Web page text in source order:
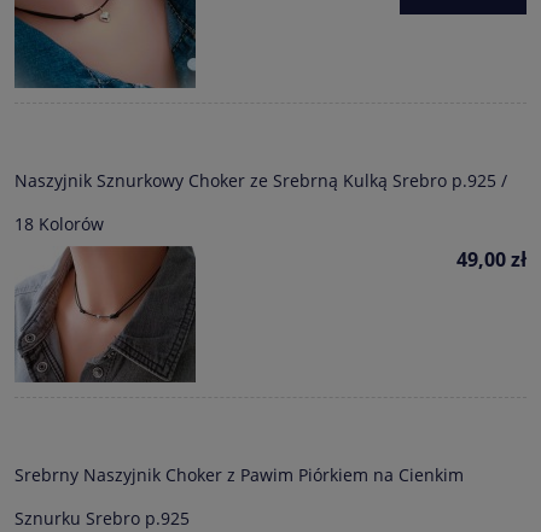
Naszyjnik Sznurkowy Choker ze Srebrną Kulką Srebro p.925 /
18 Kolorów
49,00 zł
Srebrny Naszyjnik Choker z Pawim Piórkiem na Cienkim
Sznurku Srebro p.925